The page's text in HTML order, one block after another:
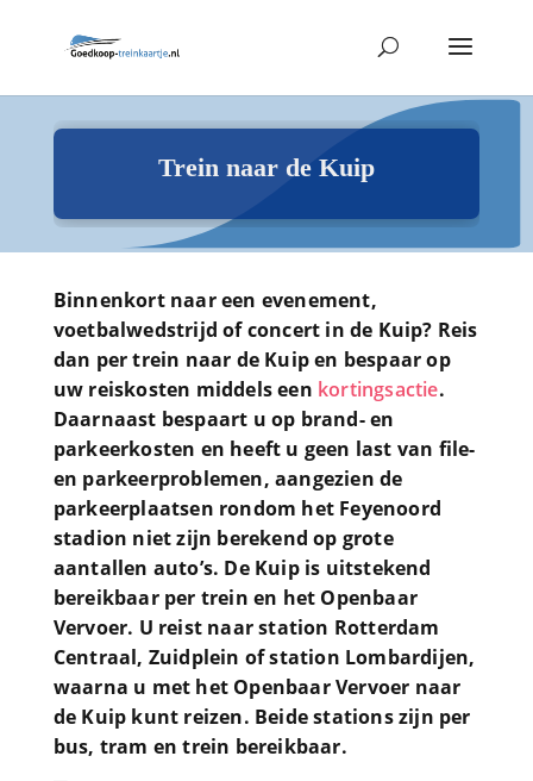
Trein naar de Kuip
Binnenkort naar een evenement,
voetbalwedstrijd of concert in de Kuip? Reis
dan per trein naar de Kuip en bespaar op
uw reiskosten middels een kortingsactie.
Daarnaast bespaart u op brand- en
parkeerkosten en heeft u geen last van file-
en parkeerproblemen, aangezien de
parkeerplaatsen rondom het Feyenoord
stadion niet zijn berekend op grote
aantallen auto’s. De Kuip is uitstekend
bereikbaar per trein en het Openbaar
Vervoer. U reist naar station Rotterdam
Centraal, Zuidplein of station Lombardijen,
waarna u met het Openbaar Vervoer naar
de Kuip kunt reizen. Beide stations zijn per
bus, tram en trein bereikbaar.